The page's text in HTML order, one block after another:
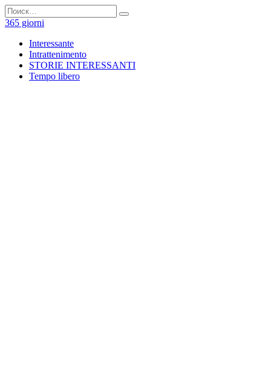
Перейти
к
содержанию
Search
for:
365 giorni
Interessante
Intrattenimento
STORIE INTERESSANTI
Tempo libero